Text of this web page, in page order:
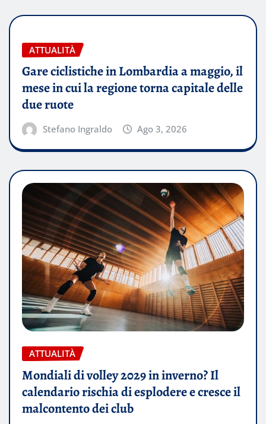
ATTUALITÀ
Gare ciclistiche in Lombardia a maggio, il
mese in cui la regione torna capitale delle
due ruote
Stefano Ingraldo Ago 3, 2026
ATTUALITÀ
Mondiali di volley 2029 in inverno? Il
calendario rischia di esplodere e cresce il
malcontento dei club